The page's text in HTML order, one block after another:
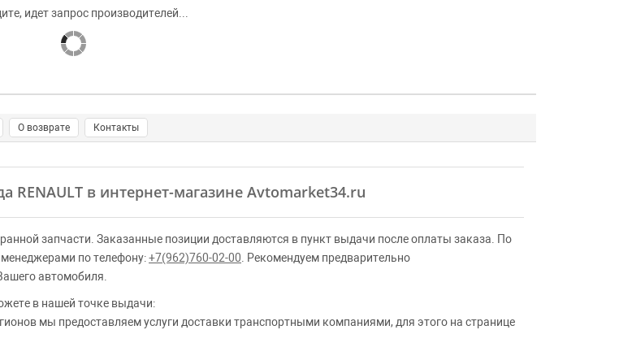
идет запрос производителей...
О возврате Контакты
RENAULT в интернет-магазине Avtomarket34.ru
запчасти. Заказанные позиции доставляются в пункт выдачи после оплаты заказа. По
по телефону:+7(962)760-02-00 . Рекомендуем предварительно
автомобиля.
в нашей точке выдачи:
мы предоставляем услуги доставки транспортными компаниями, для этого на странице